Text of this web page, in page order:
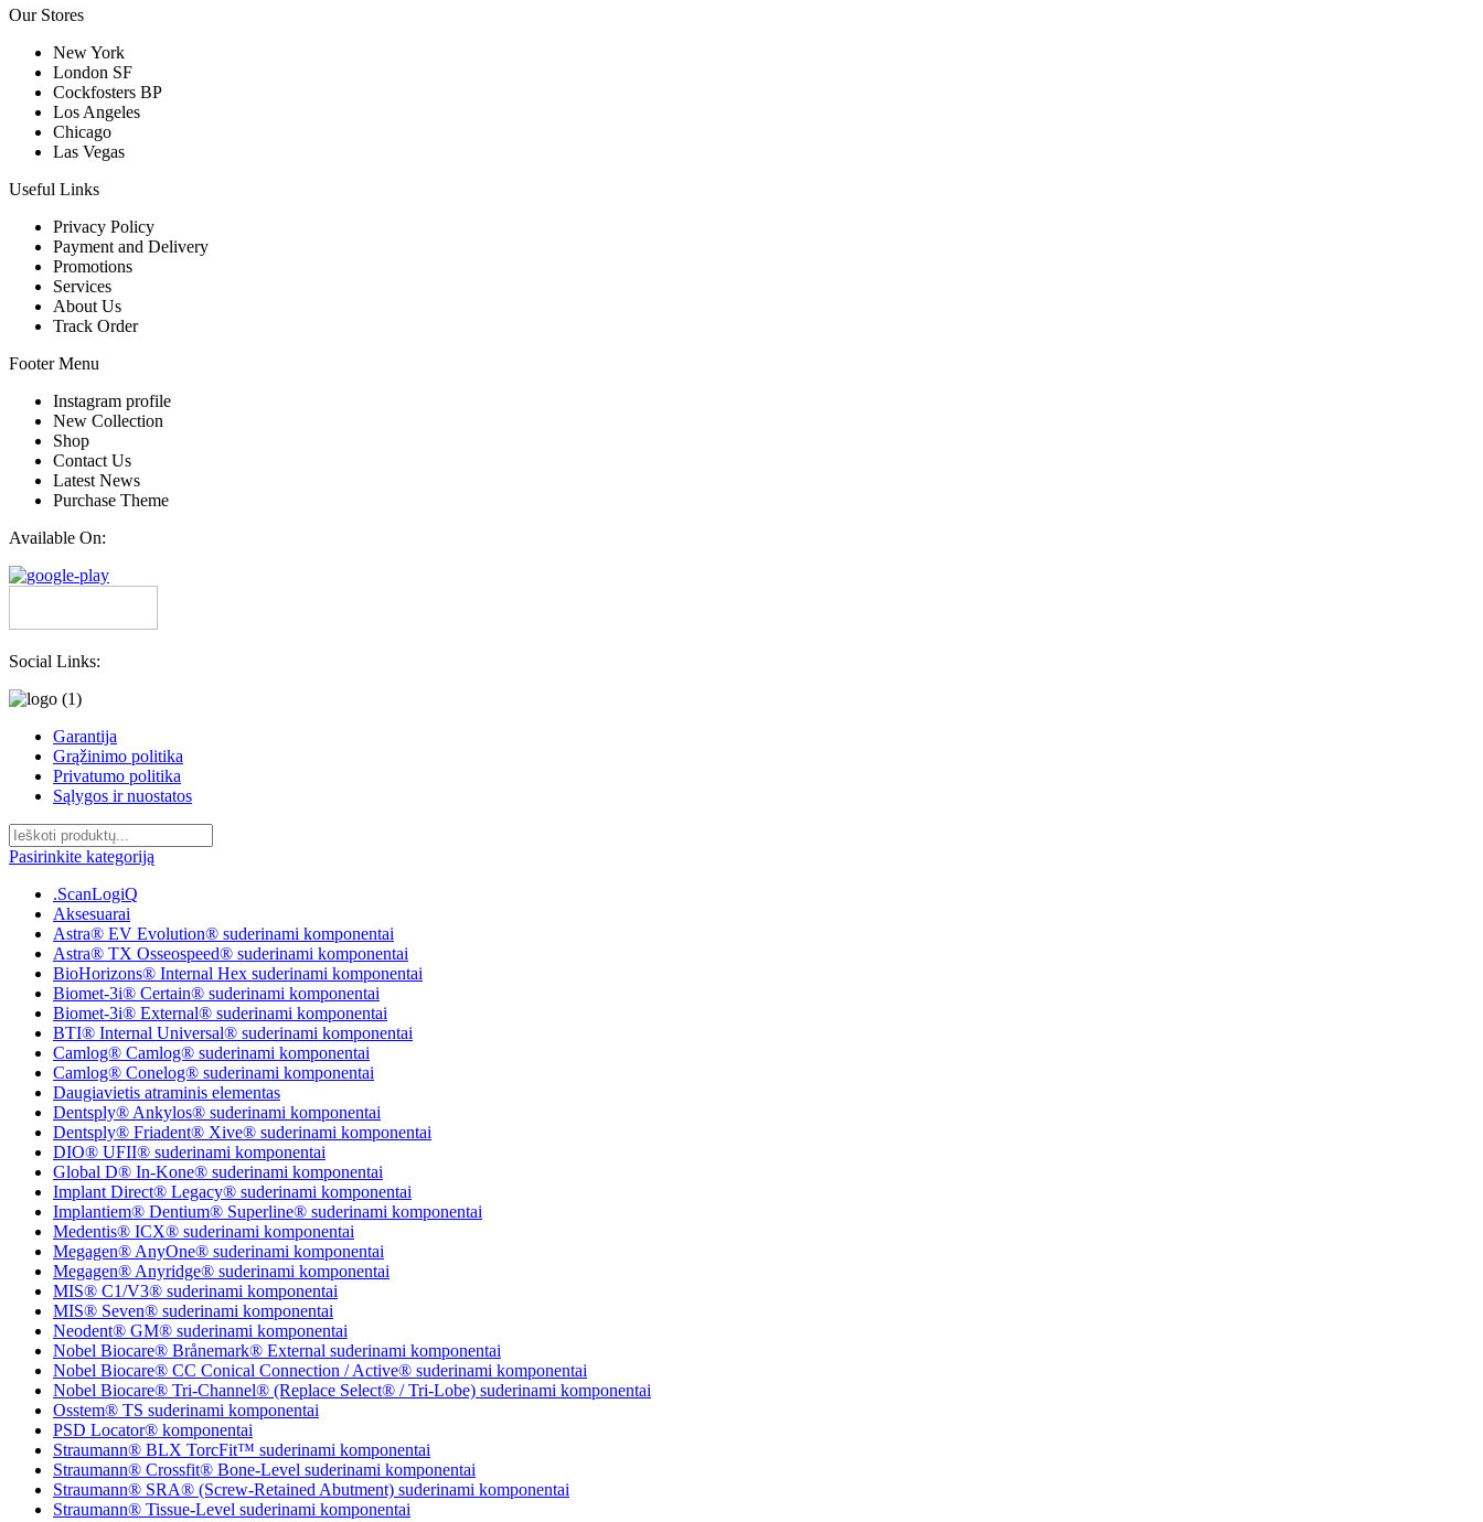
Our Stores
New York
London SF
Cockfosters BP
Los Angeles
Chicago
Las Vegas
Useful Links
Privacy Policy
Payment and Delivery
Promotions
Services
About Us
Track Order
Footer Menu
Instagram profile
New Collection
Shop
Contact Us
Latest News
Purchase Theme
Available On:
Social Links:
Garantija
Grąžinimo politika
Privatumo politika
Sąlygos ir nuostatos
Pasirinkite kategoriją
.ScanLogiQ
Aksesuarai
Astra® EV Evolution® suderinami komponentai
Astra® TX Osseospeed® suderinami komponentai
BioHorizons® Internal Hex suderinami komponentai
Biomet-3i® Certain® suderinami komponentai
Biomet-3i® External® suderinami komponentai
BTI® Internal Universal® suderinami komponentai
Camlog® Camlog® suderinami komponentai
Camlog® Conelog® suderinami komponentai
Daugiavietis atraminis elementas
Dentsply® Ankylos® suderinami komponentai
Dentsply® Friadent® Xive® suderinami komponentai
DIO® UFII® suderinami komponentai
Global D® In-Kone® suderinami komponentai
Implant Direct® Legacy® suderinami komponentai
Implantiem® Dentium® Superline® suderinami komponentai
Medentis® ICX® suderinami komponentai
Megagen® AnyOne® suderinami komponentai
Megagen® Anyridge® suderinami komponentai
MIS® C1/V3® suderinami komponentai
MIS® Seven® suderinami komponentai
Neodent® GM® suderinami komponentai
Nobel Biocare® Brånemark® External suderinami komponentai
Nobel Biocare® CC Conical Connection / Active® suderinami komponentai
Nobel Biocare® Tri-Channel® (Replace Select® / Tri-Lobe) suderinami komponentai
Osstem® TS suderinami komponentai
PSD Locator® komponentai
Straumann® BLX TorcFit™ suderinami komponentai
Straumann® Crossfit® Bone-Level suderinami komponentai
Straumann® SRA® (Screw-Retained Abutment) suderinami komponentai
Straumann® Tissue-Level suderinami komponentai